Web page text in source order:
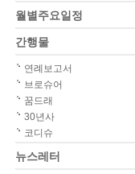
월별주요일정
간행물
연례보고서
브로슈어
꿈드래
30년사
코디슈
뉴스레터